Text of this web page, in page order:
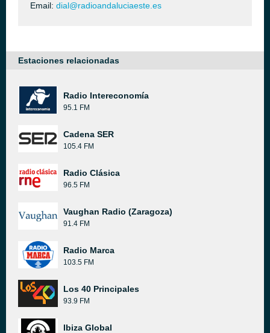
Email: dial@radioandaluciaeste.es
Estaciones relacionadas
Radio Intereconomía
95.1 FM
Cadena SER
105.4 FM
Radio Clásica
96.5 FM
Vaughan Radio (Zaragoza)
91.4 FM
Radio Marca
103.5 FM
Los 40 Principales
93.9 FM
Ibiza Global